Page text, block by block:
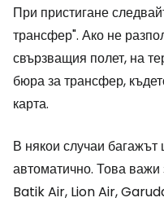
При пристигане
трансфер". Ако не
свързващия полет, на
бюра за трансфер,
карта.
В някои случаи
автоматично. Това
Batik Air, Lion Air,